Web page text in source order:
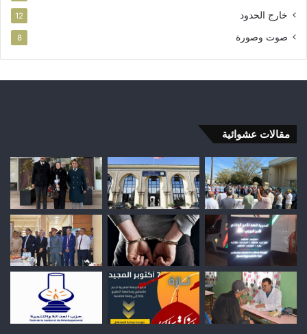
خارج الحدود 12
صوت وصورة 8
مقالات عشوائية